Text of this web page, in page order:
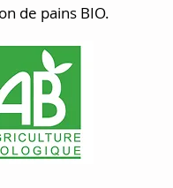
de pains BIO.